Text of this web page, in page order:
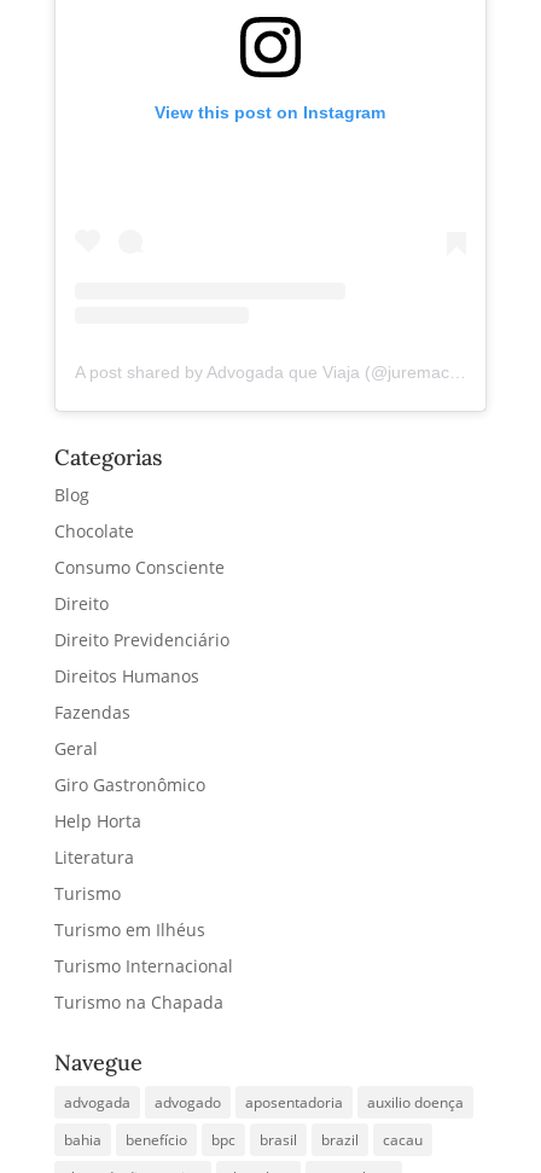
View this post on Instagram
A post shared by Advogada que Viaja (@juremacintra)
Categorias
Blog
Chocolate
Consumo Consciente
Direito
Direito Previdenciário
Direitos Humanos
Fazendas
Geral
Giro Gastronômico
Help Horta
Literatura
Turismo
Turismo em Ilhéus
Turismo Internacional
Turismo na Chapada
Navegue
advogada advogado aposentadoria
auxilio doença
bahia
benefício bpc brasil brazil
cacau